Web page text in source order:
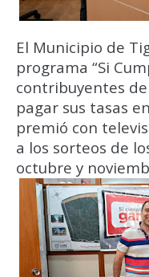
El Municipio de
programa “Si
contribuyentes
pagar sus tasas
premió con
a los sorteos de
octubre y